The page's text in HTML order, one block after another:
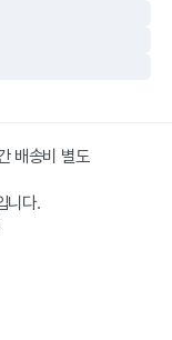
배송비 별도
니다.